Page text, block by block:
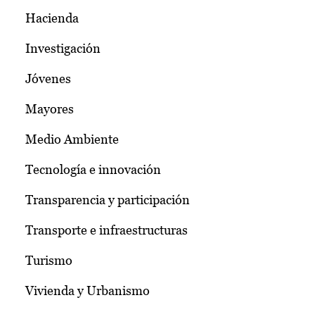
Hacienda
Investigación
Jóvenes
Mayores
Medio Ambiente
Tecnología e innovación
Transparencia y participación
Transporte e infraestructuras
Turismo
Vivienda y Urbanismo